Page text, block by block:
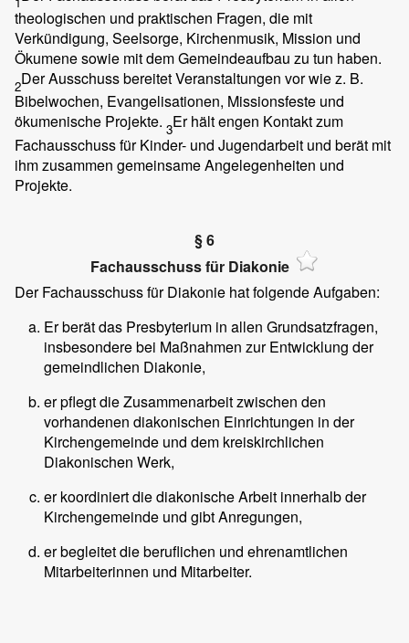
theologischen und praktischen Fragen, die mit
Verkündigung, Seelsorge, Kirchenmusik, Mission und
Ökumene sowie mit dem Gemeindeaufbau zu tun haben.
2Der Ausschuss bereitet Veranstaltungen vor wie z. B.
Bibelwochen, Evangelisationen, Missionsfeste und
ökumenische Projekte. 3Er hält engen Kontakt zum
Fachausschuss für Kinder- und Jugendarbeit und berät mit
ihm zusammen gemeinsame Angelegenheiten und
Projekte.
§ 6
Fachausschuss für Diakonie
Der Fachausschuss für Diakonie hat folgende Aufgaben:
Er berät das Presbyterium in allen Grundsatzfragen,
insbesondere bei Maßnahmen zur Entwicklung der
gemeindlichen Diakonie,
er pflegt die Zusammenarbeit zwischen den
vorhandenen diakonischen Einrichtungen in der
Kirchengemeinde und dem kreiskirchlichen
Diakonischen Werk,
er koordiniert die diakonische Arbeit innerhalb der
Kirchengemeinde und gibt Anregungen,
er begleitet die beruflichen und ehrenamtlichen
Mitarbeiterinnen und Mitarbeiter.